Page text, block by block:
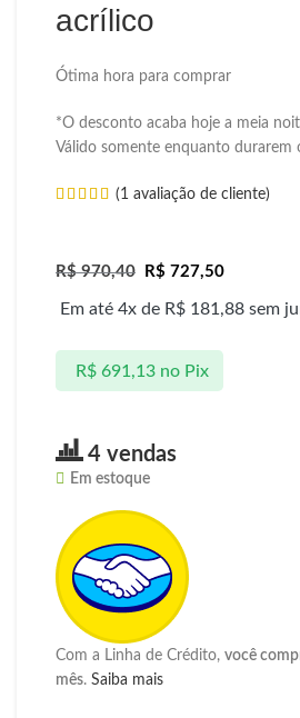
acrílico
Ótima hora para comprar
*O desconto acaba hoje a meia
Válido somente enquanto durarem
(1 avaliação de cliente)
R$970,40 R$ 727,50
Em até 4x de R$ 181,88 sem
R$691,13 no Pix
4 vendas
Em estoque
Com a Linha de Crédito, você
mês. Saiba mais